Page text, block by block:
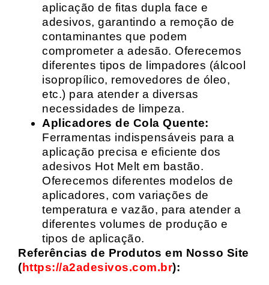
aplicação de fitas dupla face e
adesivos, garantindo a remoção de
contaminantes que podem
comprometer a adesão. Oferecemos
diferentes tipos de limpadores (álcool
isopropílico, removedores de óleo,
etc.) para atender a diversas
necessidades de limpeza.
Aplicadores de Cola Quente:
Ferramentas indispensáveis para a
aplicação precisa e eficiente dos
adesivos Hot Melt em bastão.
Oferecemos diferentes modelos de
aplicadores, com variações de
temperatura e vazão, para atender a
diferentes volumes de produção e
tipos de aplicação.
Referências de Produtos em Nosso Site
(https://a2adesivos.com.br):